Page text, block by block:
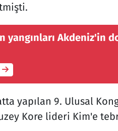
yangınları Akdeniz'in
yapılan 9. Ulusal
Kore lideri Kim'e